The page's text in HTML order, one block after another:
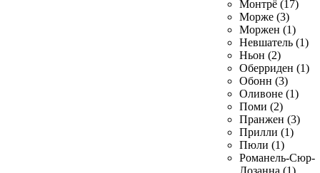
Монтрё (17)
Морже (3)
Моржен (1)
Невшатель (1)
Ньон (2)
Оберриден (1)
Обонн (3)
Оливоне (1)
Поми (2)
Пранжен (3)
Прилли (1)
Пюли (1)
Романель-Сюр-
Лозанна (1)